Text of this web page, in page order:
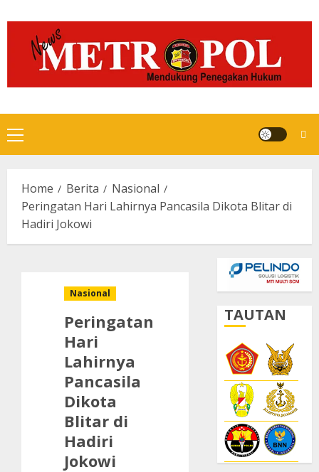
to
content
Primary
Menu
Home Berita
Nasional
Peringatan Hari Lahirnya Pancasila Dikota Blitar di
Hadiri Jokowi
Nasional
Peringatan
Hari
Lahirnya
Pancasila
Dikota
Blitar di
Hadiri
Jokowi
TAUTAN